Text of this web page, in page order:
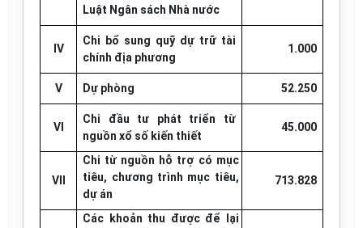
Luật Ngân sách Nhà nước
IV
Chi bổ sung quỹ dự trữ tài
chính địa phương
1.000
V Dự phòng 52.250
VI
Chi đầu tư phát triển từ
nguồn xổ số kiến thiết
45.000
VII
Chi từ nguồn hỗ trợ có mục
tiêu, chương trình mục tiêu,
dự án
713.828
Các khoản thu được để lại